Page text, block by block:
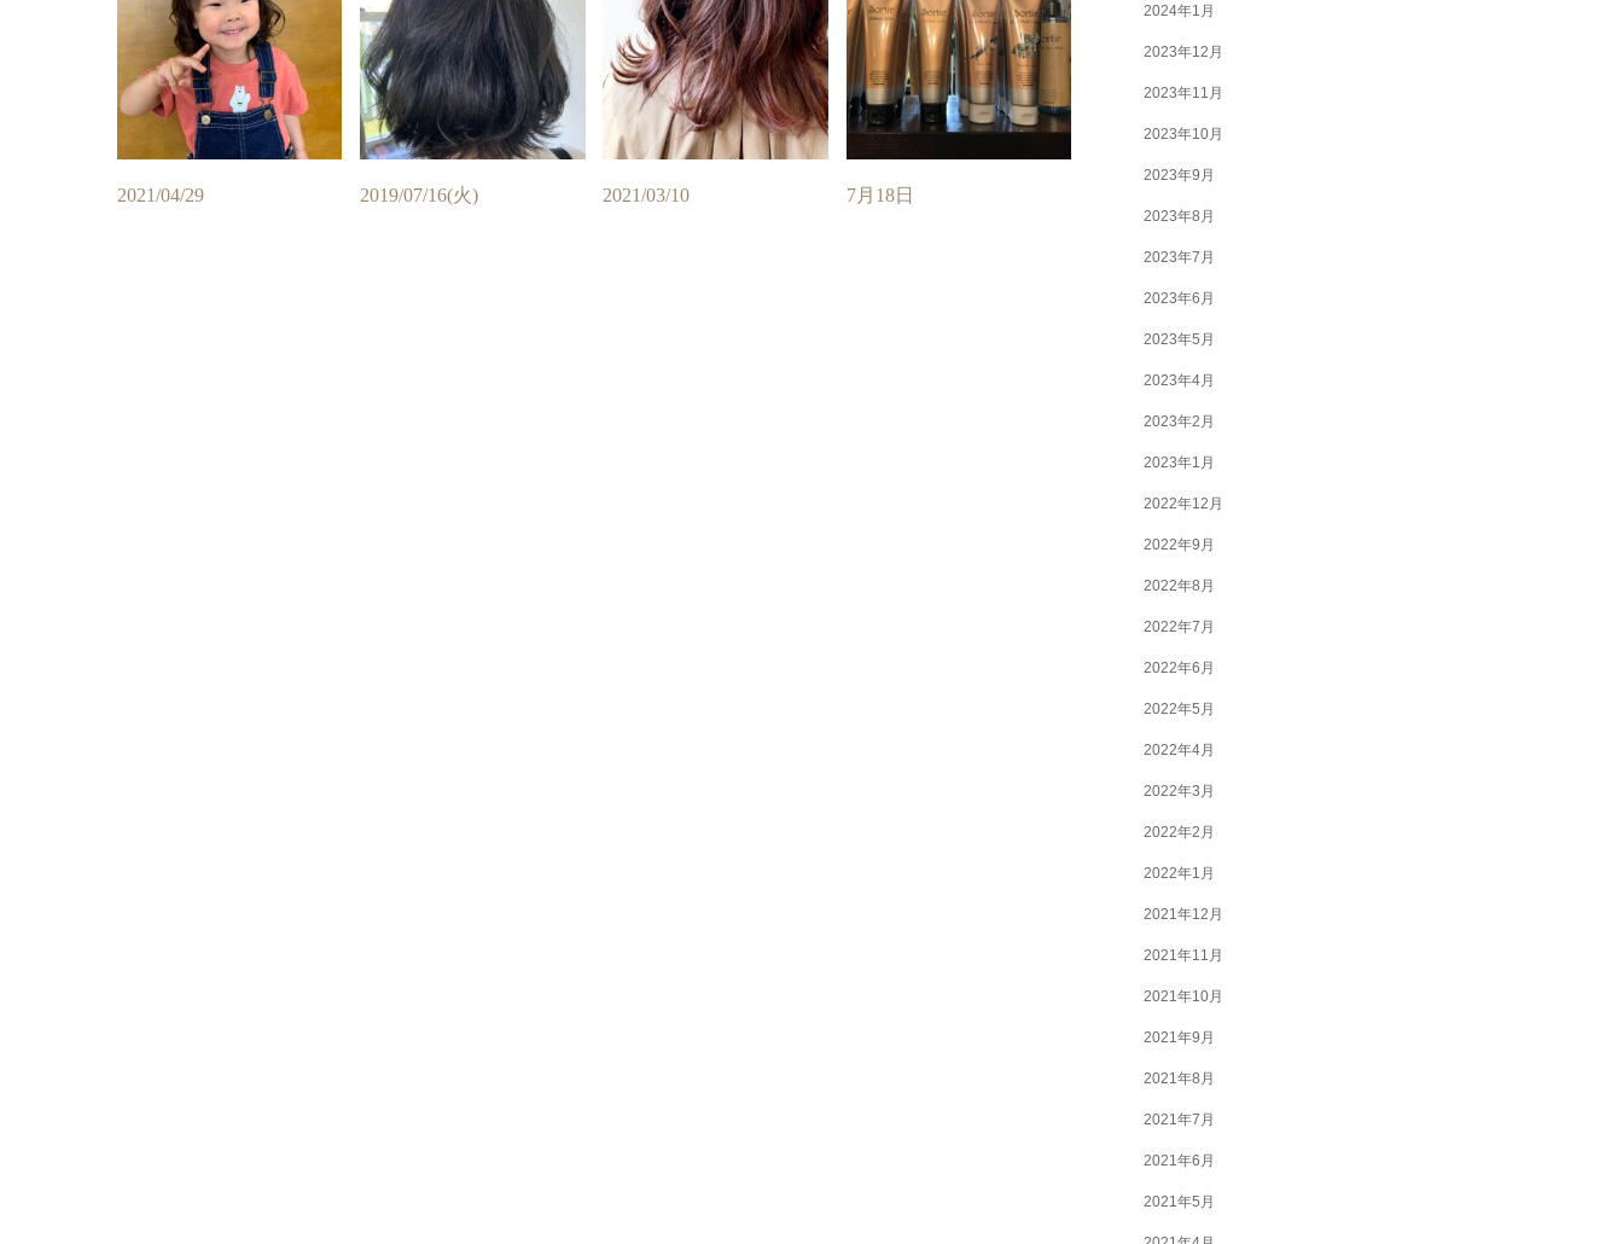
2021/04/29 2019/07/16(火) 2021/03/10 7月18日
2024年1月
2023年12月
2023年11月
2023年10月
2023年9月
2023年8月
2023年7月
2023年6月
2023年5月
2023年4月
2023年2月
2023年1月
2022年12月
2022年9月
2022年8月
2022年7月
2022年6月
2022年5月
2022年4月
2022年3月
2022年2月
2022年1月
2021年12月
2021年11月
2021年10月
2021年9月
2021年8月
2021年7月
2021年6月
2021年5月